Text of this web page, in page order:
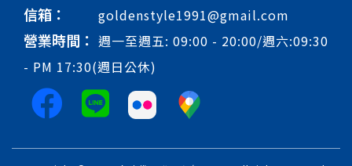
信箱： goldenstyle1991@gmail.com
營業時間： 週一至週五: 09:00 - 20:00/週六:09:30
- PM 17:30(週日公休)